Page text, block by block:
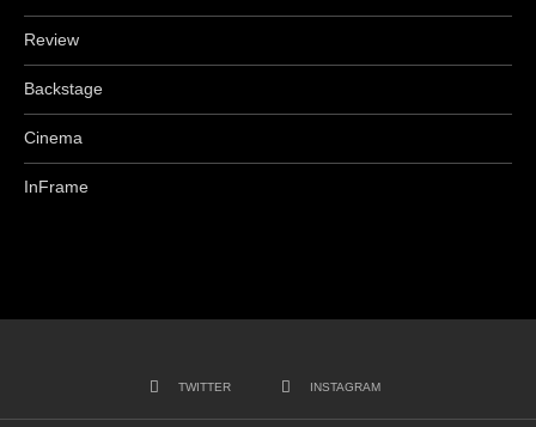
Review
Backstage
Cinema
InFrame
TWITTER INSTAGRAM